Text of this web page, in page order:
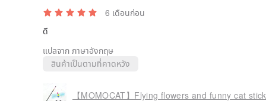
6 เดือนก่อน
ดี
แปลจาก ภาษาอังกฤษ
สินค้าเป็นตามที่คาดหวัง
【MOMOCAT】Flying flowers and funny cat